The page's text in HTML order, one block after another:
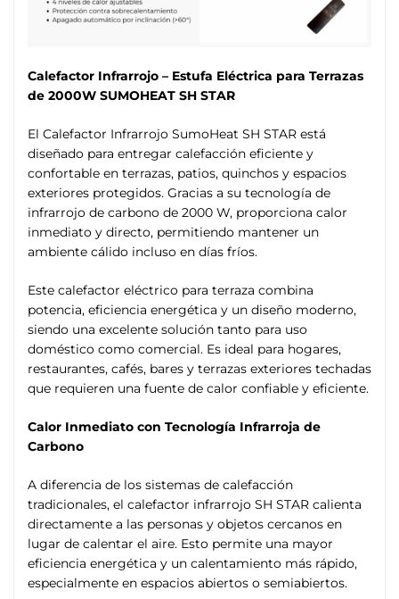
Calefactor Infrarrojo – Estufa Eléctrica para Terrazas
de 2000W SUMOHEAT SH STAR
El Calefactor Infrarrojo SumoHeat SH STAR está
diseñado para entregar calefacción eficiente y
confortable en terrazas, patios, quinchos y espacios
exteriores protegidos. Gracias a su tecnología de
infrarrojo de carbono de 2000 W, proporciona calor
inmediato y directo, permitiendo mantener un
ambiente cálido incluso en días fríos.
Este calefactor eléctrico para terraza combina
potencia, eficiencia energética y un diseño moderno,
siendo una excelente solución tanto para uso
doméstico como comercial. Es ideal para hogares,
restaurantes, cafés, bares y terrazas exteriores techadas
que requieren una fuente de calor confiable y eficiente.
Calor Inmediato con Tecnología Infrarroja de
Carbono
A diferencia de los sistemas de calefacción
tradicionales, el calefactor infrarrojo SH STAR calienta
directamente a las personas y objetos cercanos en
lugar de calentar el aire. Esto permite una mayor
eficiencia energética y un calentamiento más rápido,
especialmente en espacios abiertos o semiabiertos.